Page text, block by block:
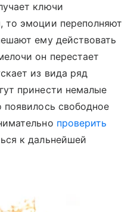
ключи
эмоции переполняют
ему действовать
он перестает
из вида ряд
принести немалые
появилось свободное
проверить
к дальнейшей